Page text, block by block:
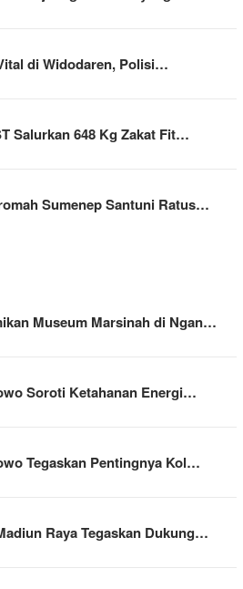
di Widodaren, Polisi…
Salurkan 648 Kg Zakat Fit…
Sumenep Santuni Ratus…
Museum Marsinah di Ngan…
Soroti Ketahanan Energi…
Tegaskan Pentingnya Kol…
Raya Tegaskan Dukung…